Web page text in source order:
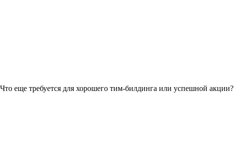
еще требуется для хорошего тим-билдинга или успешной акции?